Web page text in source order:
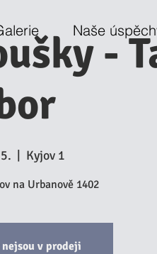
Naše-
Kyjov 1
na Urbanově 1402
v prodeji